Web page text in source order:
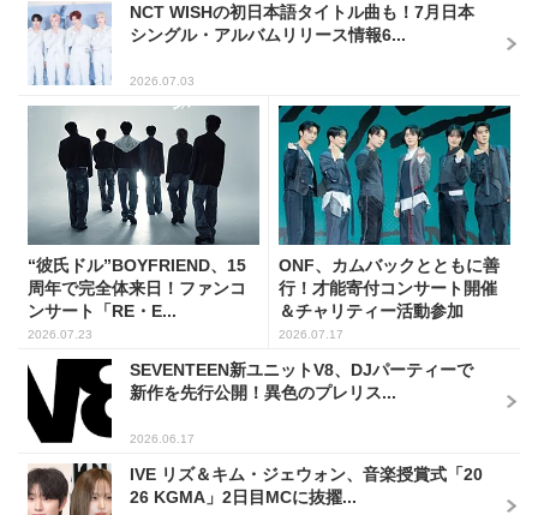
NCT WISHの初日本語タイトル曲も！7月日本
シングル・アルバムリリース情報6...
2026.07.03
“彼氏ドル”BOYFRIEND、15
周年で完全体来日！ファンコ
ンサート「RE・E...
2026.07.23
ONF、カムバックとともに善
行！才能寄付コンサート開催
＆チャリティー活動参加
2026.07.17
SEVENTEEN新ユニットV8、DJパーティーで
新作を先行公開！異色のプレリス...
2026.06.17
IVE リズ＆キム・ジェウォン、音楽授賞式「20
26 KGMA」2日目MCに抜擢...